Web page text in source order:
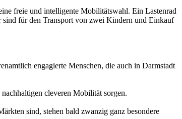
freie und intelligente Mobilitätswahl. Ein Lastenrad
sind für den Transport von zwei Kindern und Einkauf
engagierte Menschen, die auch in Darmstadt
cleveren Mobilität sorgen.
sind, stehen bald zwanzig ganz besondere